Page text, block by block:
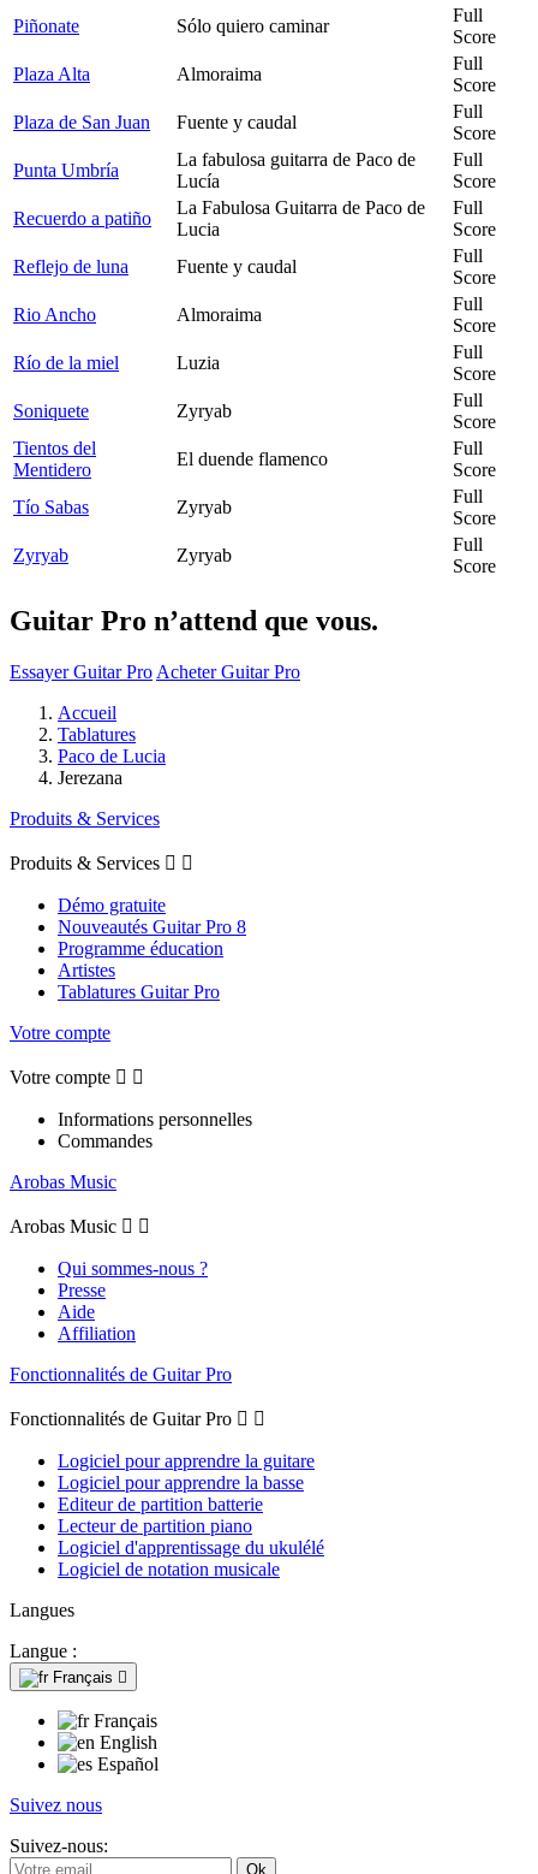
Piñonate
Sólo quiero caminar
Full
Score
Plaza Alta
Almoraima
Full
Score
Plaza de San Juan
Fuente y caudal
Full
Score
Punta Umbría
La fabulosa guitarra de Paco de
Lucía
Full
Score
Recuerdo a patiño
La Fabulosa Guitarra de Paco de
Lucia
Full
Score
Reflejo de luna
Fuente y caudal
Full
Score
Rio Ancho
Almoraima
Full
Score
Río de la miel
Luzia
Full
Score
Soniquete
Zyryab
Full
Score
Tientos del
Mentidero
El duende flamenco
Full
Score
Tío Sabas
Zyryab
Full
Score
Zyryab
Zyryab
Full
Score
Guitar Pro n’attend que vous.
Essayer Guitar Pro Acheter Guitar Pro
Accueil
Tablatures
Paco de Lucia
Jerezana
Produits & Services
Produits & Services  
Démo gratuite
Nouveautés Guitar Pro 8
Programme éducation
Artistes
Tablatures Guitar Pro
Votre compte
Votre compte  
Informations personnelles
Commandes
Arobas Music
Arobas Music  
Qui sommes-nous ?
Presse
Aide
Affiliation
Fonctionnalités de Guitar Pro
Fonctionnalités de Guitar Pro  
Logiciel pour apprendre la guitare
Logiciel pour apprendre la basse
Editeur de partition batterie
Lecteur de partition piano
Logiciel d'apprentissage du ukulélé
Logiciel de notation musicale
Langues
Langue :
Français 
Français
English
Español
Suivez nous
Suivez-nous: